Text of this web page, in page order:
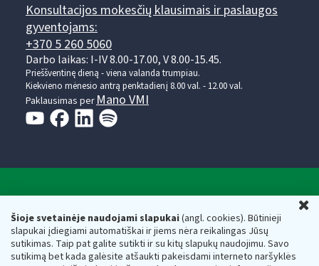
Šioje svetainėje naudojami slapukai(angl. cookies). Būtinieji
slapukai įdiegiami automatiškai ir jiems nėra reikalingas Jūsų
sutikimas. Taip pat galite sutikti ir su kitų slapukų naudojimu. Savo
sutikimą bet kada galėsite atšaukti pakeisdami interneto naršyklės
Konsultacijos mokesčių klausimais ir paslaugos
gyventojams:
+370 5 260 5060
Darbo laikas: I-IV 8.00-17.00, V 8.00-15.45.
Prieššventinę dieną - viena valanda trumpiau.
Kiekvieno mėnesio antrą penktadienį 8.00 val. - 12.00 val.
Paklausimas per Mano VMI
Respublikos finansų ministerijos
Biudžetinė įstaiga. Juridinio asmens kodas — 188659752,
adresas: Vasario 16-osios g. 14, 01107 Vilnius, Lietuva, el.paštas: